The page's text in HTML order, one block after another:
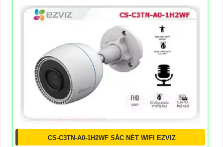
CS-C3TN-A0-1H2WF SẮC NÉT WIFI EZVIZ